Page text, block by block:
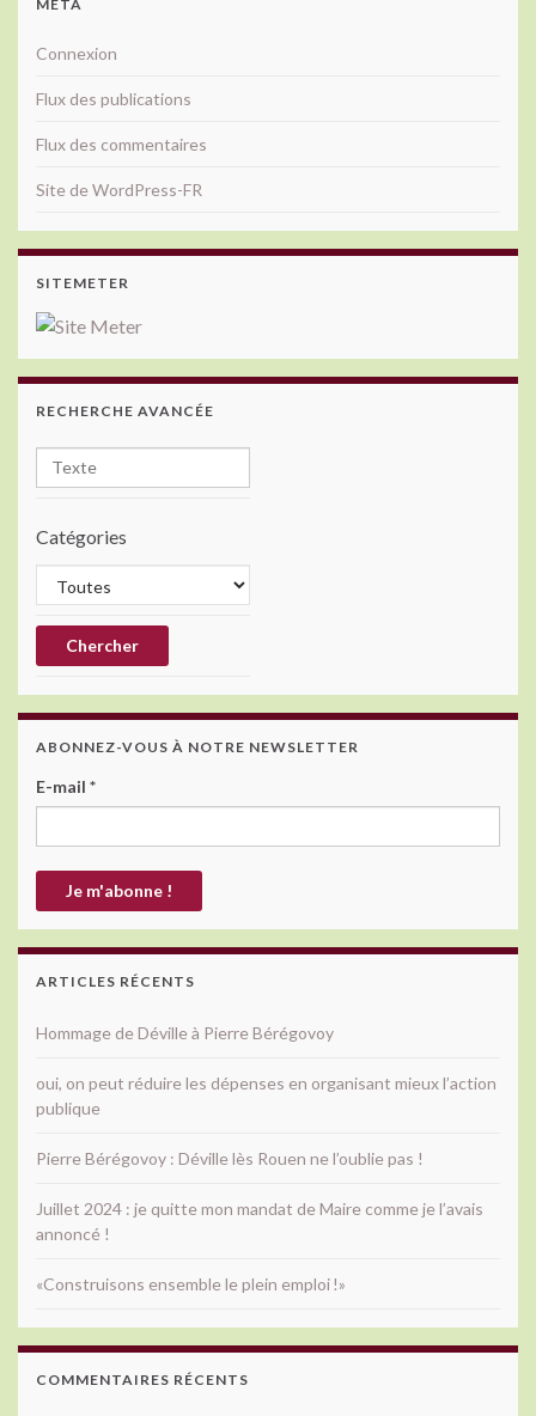
MÉTA
Connexion
Flux des publications
Flux des commentaires
Site de WordPress-FR
SITEMETER
RECHERCHE AVANCÉE
Catégories
ABONNEZ-VOUS À NOTRE NEWSLETTER
E-mail *
ARTICLES RÉCENTS
Hommage de Déville à Pierre Bérégovoy
oui, on peut réduire les dépenses en organisant mieux l’action
publique
Pierre Bérégovoy : Déville lès Rouen ne l’oublie pas !
Juillet 2024 : je quitte mon mandat de Maire comme je l’avais
annoncé !
«Construisons ensemble le plein emploi !»
COMMENTAIRES RÉCENTS